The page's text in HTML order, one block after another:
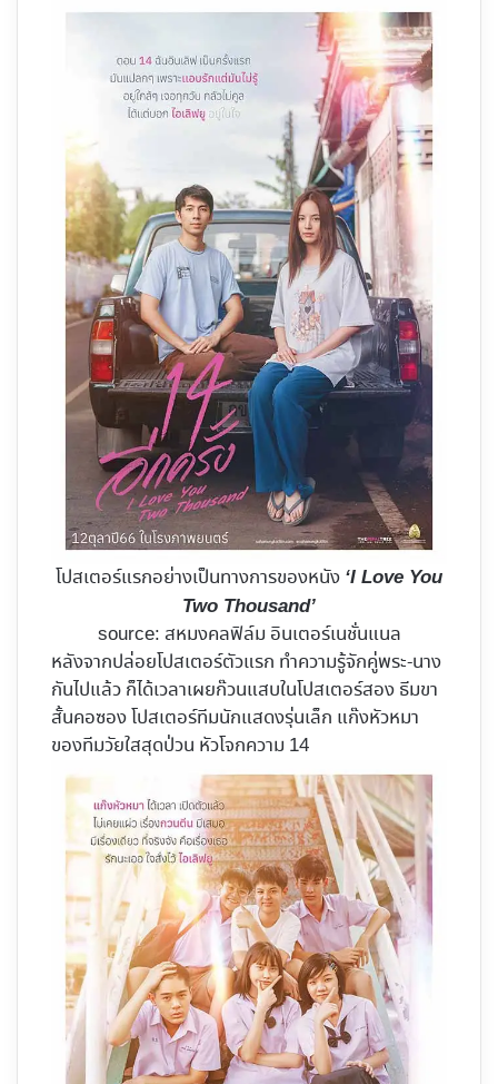
โปสเตอร์แรกอย่างเป็นทางการของหนัง ‘I Love You
Two Thousand’
source: สหมงคลฟิล์ม อินเตอร์เนชั่นแนล
หลังจากปล่อยโปสเตอร์ตัวแรก ทำความรู้จักคู่พระ-นาง
กันไปแล้ว ก็ได้เวลาเผยก๊วนแสบในโปสเตอร์สอง ธีมขา
สั้นคอซอง โปสเตอร์ทีมนักแสดงรุ่นเล็ก แก๊งหัวหมา
ของทีมวัยใสสุดป่วน หัวโจกความ 14